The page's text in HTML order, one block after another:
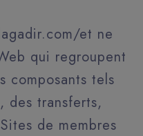
et ne
qui regroupent
composants tels
des transferts,
de membres